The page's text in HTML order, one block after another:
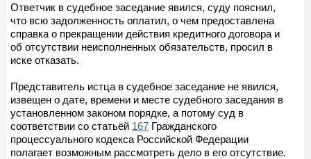
Ответчик в судебное заседание явился, суду пояснил,
что всю задолженность оплатил, о чем предоставлена
справка о прекращении действия кредитного договора и
об отсутствии неисполненных обязательств, просил в
иске отказать.
Представитель истца в судебное заседание не явился,
извещен о дате, времени и месте судебного заседания в
установленном законом порядке, а потому суд в
соответствии со статьёй 167 Гражданского
процессуального кодекса Российской Федерации
полагает возможным рассмотреть дело в его отсутствие.